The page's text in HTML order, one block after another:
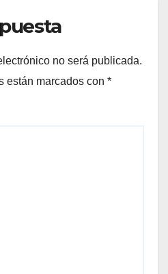
no será publicada.
están marcados con *